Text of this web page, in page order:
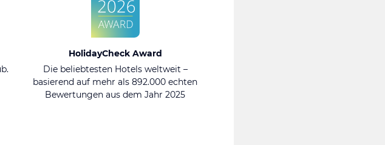
HolidayCheck Award
Die beliebtesten Hotels weltweit –
basierend auf mehr als 892.000 echten
Bewertungen aus dem Jahr 2025